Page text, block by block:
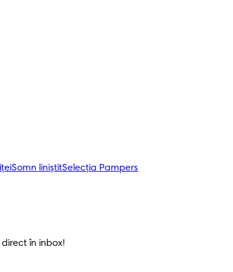
Somn liniștitSelecția Pampers
în inbox!